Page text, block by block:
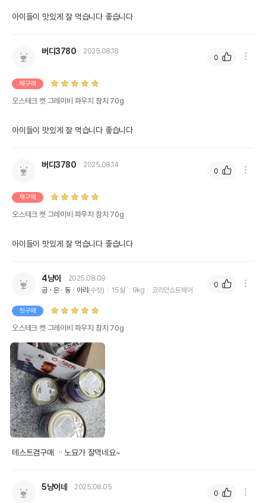
아이들이 맛있게 잘 먹습니다 좋습니다
버디3780 2025.08.18
재구매
오스테크 캣 그레이비 파우치 참치 70g
아이들이 맛있게 잘 먹습니다 좋습니다
0
버디3780 2025.08.14
재구매
오스테크 캣 그레이비 파우치 참치 70g
아이들이 맛있게 잘 먹습니다 좋습니다
0
4냥이
2025.08.09
금ㆍ은ㆍ동ㆍ아리 (수컷) 15살 9kg 코리안쇼트헤어
첫구매
오스테크 캣 그레이비 파우치 참치 70g
테스트겸구매 ᆢ노묘가 잘먹네요~
0
5냥이네 2025.08.05
0